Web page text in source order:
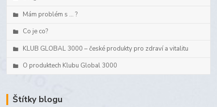
Mám problém s ... ?
Co je co?
KLUB GLOBAL 3000 – české produkty pro zdraví a vitalitu
O produktech Klubu Global 3000
Štítky blogu